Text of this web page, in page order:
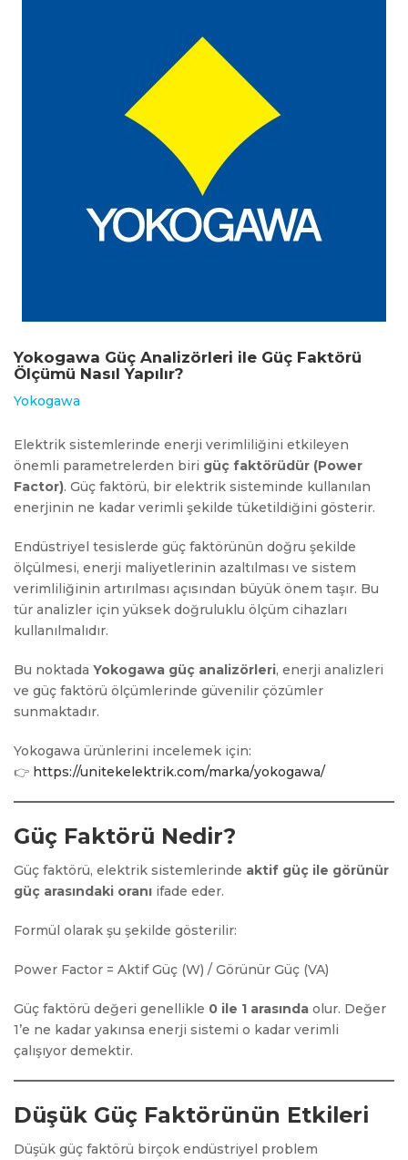
Yokogawa Güç Analizörleri ile Güç Faktörü
Ölçümü Nasıl Yapılır?
Yokogawa
Elektrik sistemlerinde enerji verimliliğini etkileyen
önemli parametrelerden biri güç faktörüdür (Power
Factor). Güç faktörü, bir elektrik sisteminde kullanılan
enerjinin ne kadar verimli şekilde tüketildiğini gösterir.
Endüstriyel tesislerde güç faktörünün doğru şekilde
ölçülmesi, enerji maliyetlerinin azaltılması ve sistem
verimliliğinin artırılması açısından büyük önem taşır. Bu
tür analizler için yüksek doğruluklu ölçüm cihazları
kullanılmalıdır.
Bu noktada Yokogawa güç analizörleri, enerji analizleri
ve güç faktörü ölçümlerinde güvenilir çözümler
sunmaktadır.
Yokogawa ürünlerini incelemek için:
👉 https://unitekelektrik.com/marka/yokogawa/
Güç Faktörü Nedir?
Güç faktörü, elektrik sistemlerinde aktif güç ile görünür
güç arasındaki oranı ifade eder.
Formül olarak şu şekilde gösterilir:
Power Factor = Aktif Güç (W) / Görünür Güç (VA)
Güç faktörü değeri genellikle 0 ile 1 arasında olur. Değer
1’e ne kadar yakınsa enerji sistemi o kadar verimli
çalışıyor demektir.
Düşük Güç Faktörünün Etkileri
Düşük güç faktörü birçok endüstriyel problem